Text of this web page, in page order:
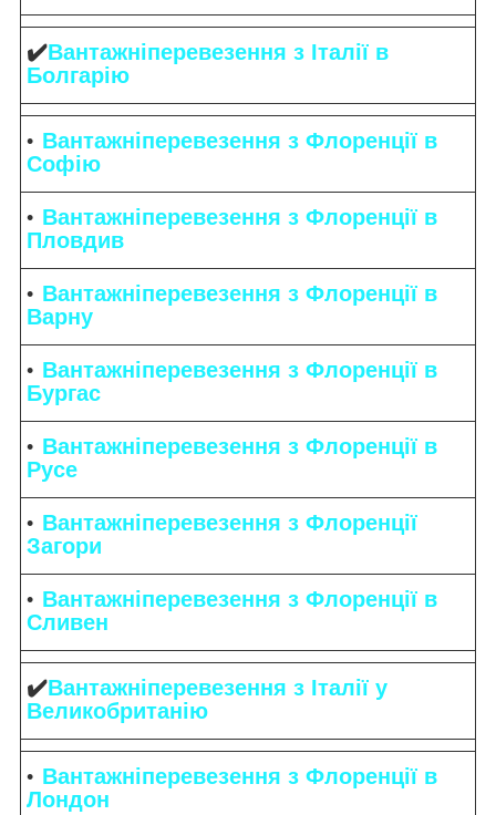
✔️Вантажніперевезення з Італії в
Болгарію
Вантажніперевезення з Флоренції в
Софію
Вантажніперевезення з Флоренції в
Пловдив
Вантажніперевезення з Флоренції в
Варну
Вантажніперевезення з Флоренції в
Бургас
Вантажніперевезення з Флоренції в
Русе
Вантажніперевезення з Флоренції
Загори
Вантажніперевезення з Флоренції в
Сливен
✔️Вантажніперевезення з Італії у
Великобританію
Вантажніперевезення з Флоренції в
Лондон